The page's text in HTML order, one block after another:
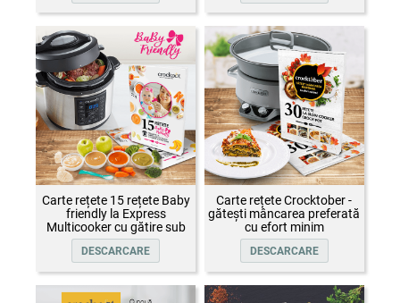
Carte rețete 15 rețete Baby
friendly la Express
Multicooker cu gătire sub
presiune Crock-Pot
DESCARCARE
Carte rețete Crocktober -
gătești mâncarea preferată
cu efort minim
DESCARCARE